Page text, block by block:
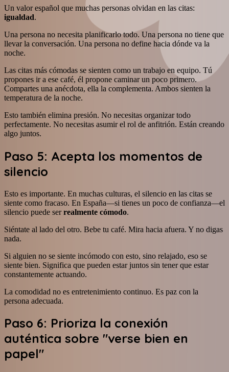
Un valor español que muchas personas olvidan en las citas:
igualdad.
Una persona no necesita planificarlo todo. Una persona no tiene que
llevar la conversación. Una persona no define hacia dónde va la
noche.
Las citas más cómodas se sienten como un trabajo en equipo. Tú
propones ir a ese café, él propone caminar un poco primero.
Compartes una anécdota, ella la complementa. Ambos sienten la
temperatura de la noche.
Esto también elimina presión. No necesitas organizar todo
perfectamente. No necesitas asumir el rol de anfitrión. Están creando
algo juntos.
Paso 5: Acepta los momentos de
silencio
Esto es importante. En muchas culturas, el silencio en las citas se
siente como fracaso. En España—si tienes un poco de confianza—el
silencio puede serrealmente cómodo.
Siéntate al lado del otro. Bebe tu café. Mira hacia afuera. Y no digas
nada.
Si alguien no se siente incómodo con esto, sino relajado, eso se
siente bien. Significa que pueden estar juntos sin tener que estar
constantemente actuando.
La comodidad no es entretenimiento continuo. Es paz con la
persona adecuada.
Paso 6: Prioriza la conexión
auténtica sobre "verse bien en
papel"